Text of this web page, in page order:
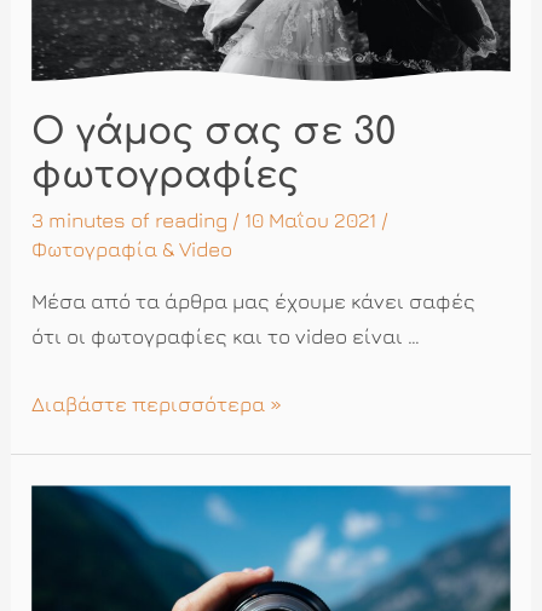
Ο γάμος σας σε 30
φωτογραφίες
3 minutes of reading / 10 Μαΐου 2021 /
Φωτογραφία & Video
Μέσα από τα άρθρα μας έχουμε κάνει σαφές
ότι οι φωτογραφίες και το video είναι …
Ο
Διαβάστε περισσότερα »